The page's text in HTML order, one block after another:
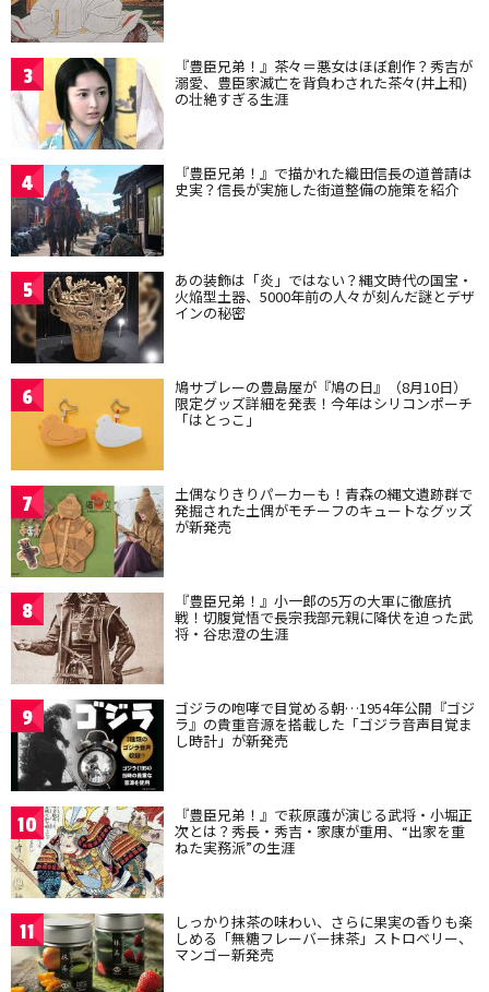
3 『豊臣兄弟！』茶々＝悪女はほぼ創作？秀吉が
溺愛、豊臣家滅亡を背負わされた茶々(井上和)
の壮絶すぎる生涯
4 『豊臣兄弟！』で描かれた織田信長の道普請は
史実？信長が実施した街道整備の施策を紹介
5 あの装飾は「炎」ではない？縄文時代の国宝・
火焔型土器、5000年前の人々が刻んだ謎とデザ
インの秘密
6 鳩サブレーの豊島屋が『鳩の日』（8月10日）
限定グッズ詳細を発表！今年はシリコンポーチ
「はとっこ」
7 土偶なりきりパーカーも！青森の縄文遺跡群で
発掘された土偶がモチーフのキュートなグッズ
が新発売
8 『豊臣兄弟！』小一郎の5万の大軍に徹底抗
戦！切腹覚悟で長宗我部元親に降伏を迫った武
将・谷忠澄の生涯
9 ゴジラの咆哮で目覚める朝…1954年公開『ゴジ
ラ』の貴重音源を搭載した「ゴジラ音声目覚ま
し時計」が新発売
10 『豊臣兄弟！』で萩原護が演じる武将・小堀正
次とは？秀長・秀吉・家康が重用、“出家を重
ねた実務派”の生涯
11 しっかり抹茶の味わい、さらに果実の香りも楽
しめる「無糖フレーバー抹茶」ストロベリー、
マンゴー新発売